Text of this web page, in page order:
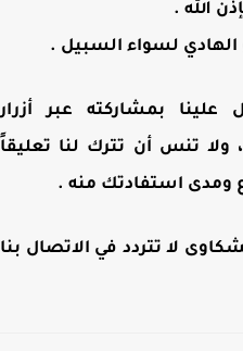
الله .
لسواء السبيل .
بمشاركته عبر أزرار
تنس أن تترك لنا تعليقاً
استفادتك منه .
لا تتردد في الاتصال بنا